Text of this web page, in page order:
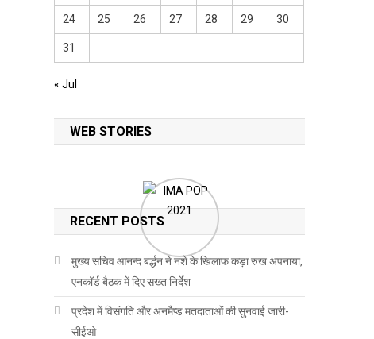
24 25 26 27 28 29 30
31
« Jul
WEB STORIES
RECENT POSTS
मुख्य सचिव आनन्द बर्द्धन ने नशे के खिलाफ कड़ा रुख अपनाया,
एनकॉर्ड बैठक में दिए सख्त निर्देश
प्रदेश में विसंगति और अनमैप्ड मतदाताओं की सुनवाई जारी-
सीईओ